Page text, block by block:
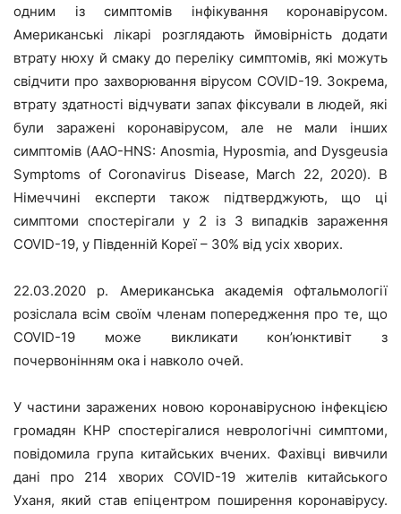
одним із симптомів інфікування коронавірусом.
Американські лікарі розглядають ймовірність додати
втрату нюху й смаку до переліку симптомів, які можуть
свідчити про захворювання вірусом COVID-19. Зокрема,
втрату здатності відчувати запах фіксували в людей, які
були заражені коронавірусом, але не мали інших
симптомів (AAO-HNS: Anosmia, Hyposmia, and Dysgeusia
Symptoms of Coronavirus Disease, March 22, 2020). В
Німеччині експерти також підтверджують, що ці
симптоми спостерігали у 2 із 3 випадків зараження
COVID-19, у Південній Кореї – 30% від усіх хворих.
22.03.2020 р. Американська академія офтальмології
розіслала всім своїм членам попередження про те, що
COVID-19 може викликати кон’юнктивіт з
почервонінням ока і навколо очей.
У частини заражених новою коронавірусною інфекцією
громадян КНР спостерігалися неврологічні симптоми,
повідомила група китайських вчених. Фахівці вивчили
дані про 214 хворих COVID-19 жителів китайського
Уханя, який став епіцентром поширення коронавірусу.